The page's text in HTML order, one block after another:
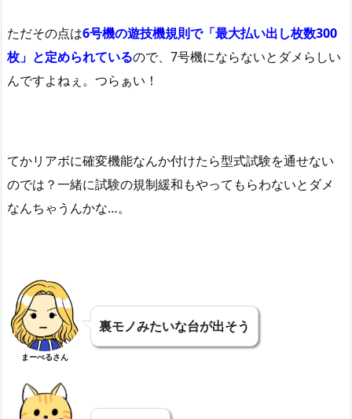
ただその点は6号機の遊技機規則で「最大払い出し枚数300
枚」と定められているので、7号機にならないとダメらしい
んですよねぇ。つらぁい！
てかリアボに確変機能なんか付けたら型式試験を通せない
のでは？一緒に試験の規制緩和もやってもらわないとダメ
なんちゃうんかな…。
まーべるさん
裏モノみたいな台が出そう